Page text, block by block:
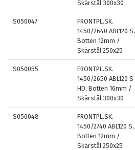
Skärstål 300x30
S050047
FRONTPL.SK.
1450/2640 ABL120 S,
Botten 12mm /
Skärstål 250x25
S050055
FRONTPL.SK.
1450/2650 ABL120 S
HD, Botten 16mm /
Skärstål 300x30
S050048
FRONTPL.SK.
1450/2740 ABL120 S,
Botten 12mm /
Skärstål 250x25